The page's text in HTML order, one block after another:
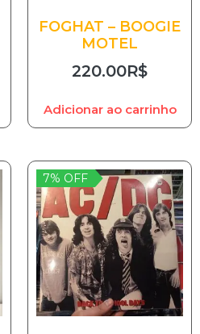
FOGHAT – BOOGIE
MOTEL
220.00R$
Adicionar ao carrinho
7% OFF